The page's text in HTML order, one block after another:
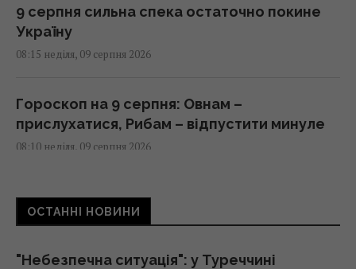
9 серпня сильна спека остаточно покине
Україну
08:15 неділя, 09 серпня 2026
Гороскоп на 9 серпня: Овнам –
прислухатися, Рибам – відпустити минуле
08:10 неділя, 09 серпня 2026
Заморожую ягоди так – взимку пахнуть, як з
грядки, не перетворюються на кашу:
07:55 неділя, 09 серпня 2026
ОСТАННІ НОВИНИ
"Небезпечна ситуація": у Туреччині